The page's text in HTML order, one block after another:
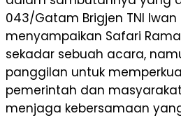
043/Gatam Brigjen TNI Iwan
menyampaikan Safari
sekadar sebuah acara,
panggilan untuk
pemerintah dan
menjaga kebersamaan